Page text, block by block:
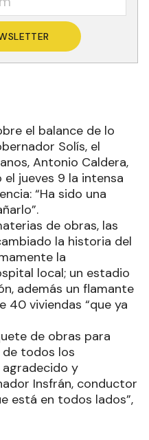
el balance de lo
Solís, el
Antonio Caldera,
jueves 9 la intensa
“Ha sido una
de obras, las
la historia del
la
local; un estadio
además un flamante
viviendas “que ya
de obras para
todos los
agradecido y
Insfrán, conductor
está en todos lados”,